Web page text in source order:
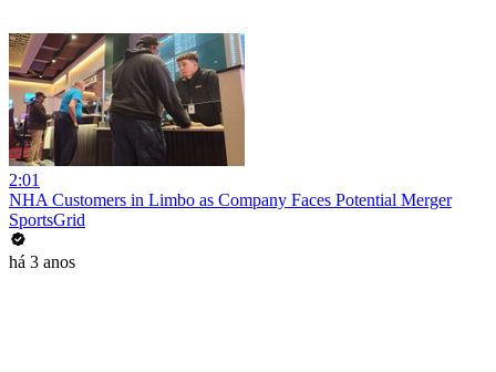
2:01
NHA Customers in Limbo as Company Faces Potential Merger
SportsGrid
há 3 anos